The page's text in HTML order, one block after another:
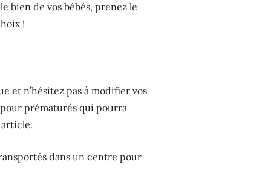
bien de vos bébés, prenez le
!
et n’hésitez pas à modifier vos
prématurés qui pourra
dans un centre pour